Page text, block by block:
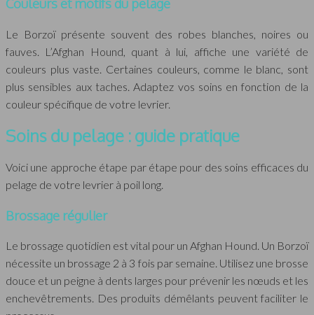
Couleurs et motifs du pelage
Le Borzoï présente souvent des robes blanches, noires ou
fauves. L’Afghan Hound, quant à lui, affiche une variété de
couleurs plus vaste. Certaines couleurs, comme le blanc, sont
plus sensibles aux taches. Adaptez vos soins en fonction de la
couleur spécifique de votre levrier.
Soins du pelage : guide pratique
Voici une approche étape par étape pour des soins efficaces du
pelage de votre levrier à poil long.
Brossage régulier
Le brossage quotidien est vital pour un Afghan Hound. Un Borzoï
nécessite un brossage 2 à 3 fois par semaine. Utilisez une brosse
douce et un peigne à dents larges pour prévenir les nœuds et les
enchevêtrements. Des produits démêlants peuvent faciliter le